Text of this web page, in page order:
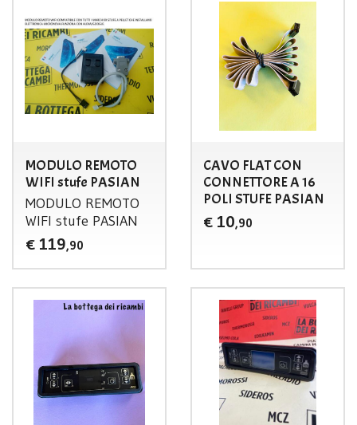
MODULO REMOTO
WIFI stufe PASIAN
MODULO REMOTO
WIFI stufe PASIAN
€ 119,90
CAVO FLAT CON
CONNETTORE A 16
POLI STUFE PASIAN
€ 10,90